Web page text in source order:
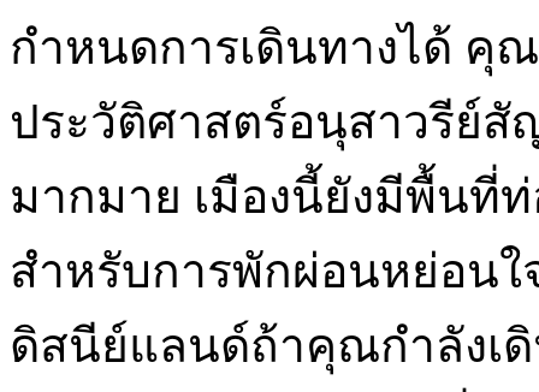
กำหนดการเดินทางได้ คุ
ประวัติศาสตร์อนุสาวรีย์
มากมาย เมืองนี้ยังมีพื้นที่
สำหรับการพักผ่อนหย่อน
ดิสนีย์แลนด์ถ้าคุณกำลังเดิ